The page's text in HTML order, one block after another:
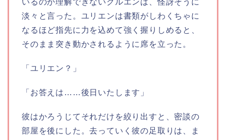
いるのか理解できないクルエンは、怪訝そうに
淡々と言った。ユリエンは書類がしわくちゃに
なるほど指先に力を込めて強く握りしめると、
そのまま突き動かされるように席を立った。
「ユリエン？」
「お答えは……後日いたします」
彼はかろうじてそれだけを絞り出すと、密談の
部屋を後にした。去っていく彼の足取りは、ま